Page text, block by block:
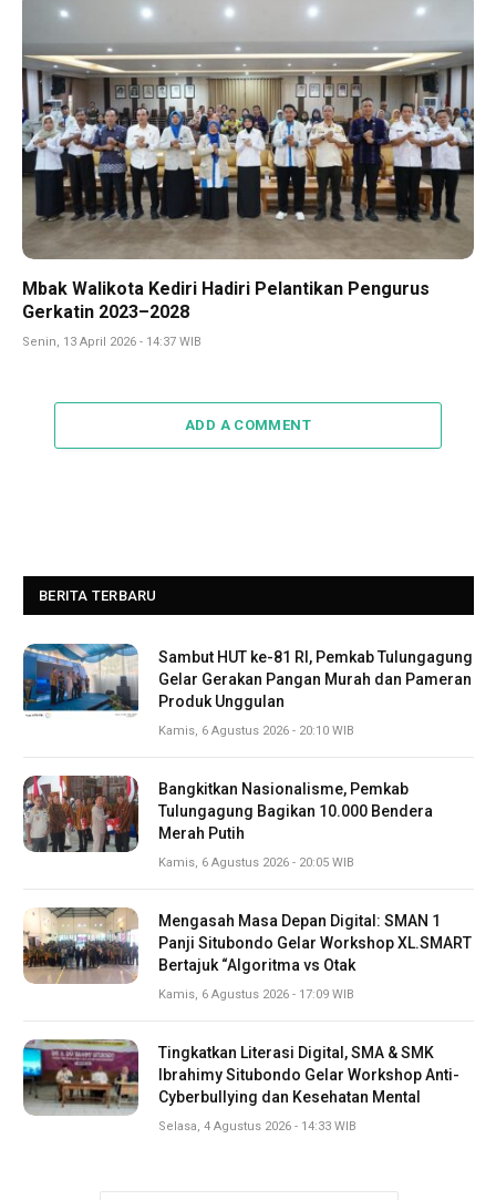
Mbak Walikota Kediri Hadiri Pelantikan Pengurus
Gerkatin 2023–2028
Senin, 13 April 2026 - 14:37 WIB
ADD A COMMENT
BERITA TERBARU
Sambut HUT ke-81 RI, Pemkab Tulungagung
Gelar Gerakan Pangan Murah dan Pameran
Produk Unggulan
Kamis, 6 Agustus 2026 - 20:10 WIB
Bangkitkan Nasionalisme, Pemkab
Tulungagung Bagikan 10.000 Bendera
Merah Putih
Kamis, 6 Agustus 2026 - 20:05 WIB
Mengasah Masa Depan Digital: SMAN 1
Panji Situbondo Gelar Workshop XL.SMART
Bertajuk “Algoritma vs Otak
Kamis, 6 Agustus 2026 - 17:09 WIB
Tingkatkan Literasi Digital, SMA & SMK
Ibrahimy Situbondo Gelar Workshop Anti-
Cyberbullying dan Kesehatan Mental
Selasa, 4 Agustus 2026 - 14:33 WIB